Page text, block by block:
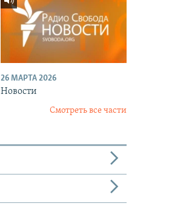
26 МАРТА 2026
Новости
Смотреть все части